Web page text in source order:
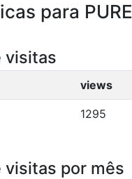
para PURE
visitas
views
1295
visitas por mês